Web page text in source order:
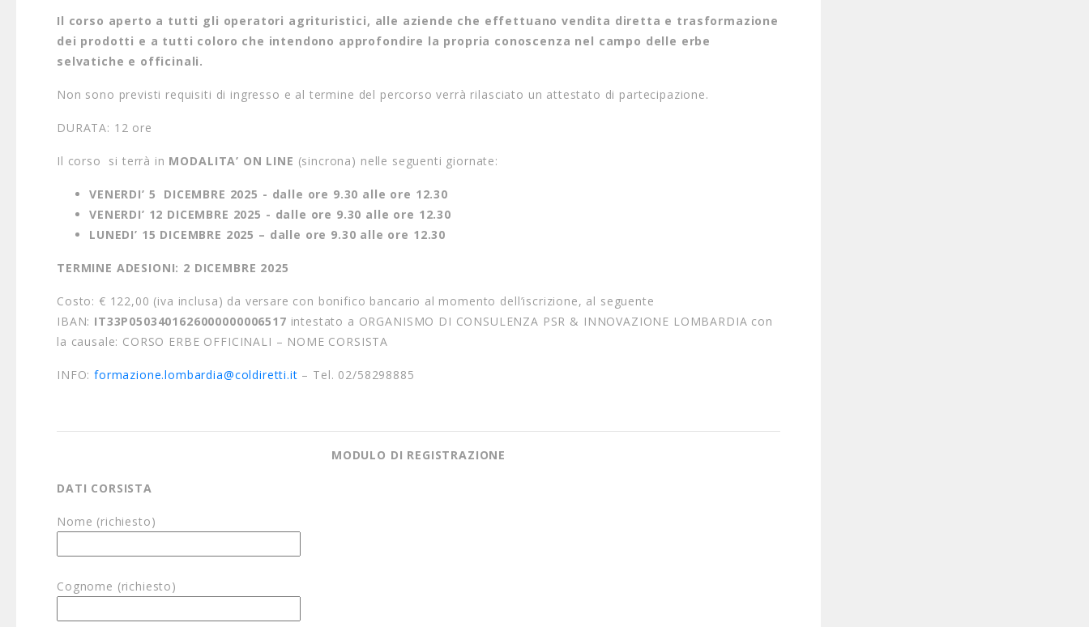
Il corso aperto a tutti gli operatori agrituristici, alle aziende che effettuano vendita diretta e trasformazione
dei prodotti e a tutti coloro che intendono approfondire la propria conoscenza nel campo delle erbe
selvatiche e officinali.
Non sono previsti requisiti di ingresso e al termine del percorso verrà rilasciato un attestato di partecipazione.
DURATA: 12 ore
Il corso si terrà in MODALITA’ ON LINE (sincrona) nelle seguenti giornate:
VENERDI’ 5 DICEMBRE 2025 - dalle ore 9.30 alle ore 12.30
VENERDI’ 12 DICEMBRE 2025 - dalle ore 9.30 alle ore 12.30
LUNEDI’ 15 DICEMBRE 2025 – dalle ore 9.30 alle ore 12.30
TERMINE ADESIONI: 2 DICEMBRE 2025
Costo: € 122,00 (iva inclusa) da versare con bonifico bancario al momento dell’iscrizione, al seguente
IBAN: IT33P0503401626000000006517 intestato a ORGANISMO DI CONSULENZA PSR & INNOVAZIONE LOMBARDIA con
la causale: CORSO ERBE OFFICINALI – NOME CORSISTA
INFO:formazione.lombardia@coldiretti.it – Tel. 02/58298885
MODULO DI REGISTRAZIONE
DATI CORSISTA
Nome (richiesto)
Cognome (richiesto)